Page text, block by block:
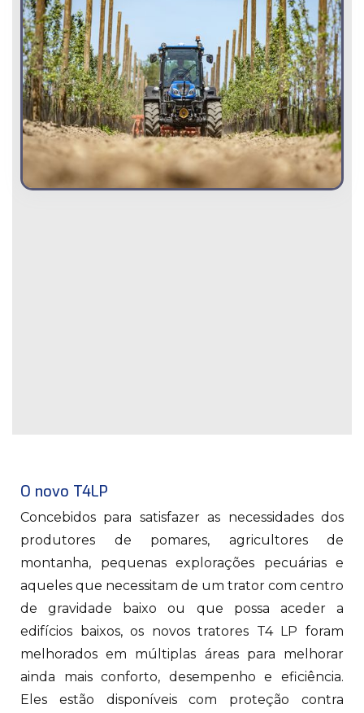
O novo T4LP
Concebidos para satisfazer as necessidades dos
produtores de pomares, agricultores de
montanha, pequenas explorações pecuárias e
aqueles que necessitam de um trator com centro
de gravidade baixo ou que possa aceder a
edifícios baixos, os novos tratores T4 LP foram
melhorados em múltiplas áreas para melhorar
ainda mais conforto, desempenho e eficiência.
Eles estão disponíveis com proteção contra